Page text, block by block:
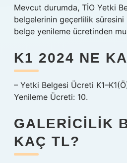
Mevcut durumda, TİO Yetki
belgelerinin geçerlilik süresini
belge yenileme ücretinden
K1 2024 NE
– Yetki Belgesi Ücreti
Yenileme Ücreti: 10.
GALERICILIK
KAÇ TL?